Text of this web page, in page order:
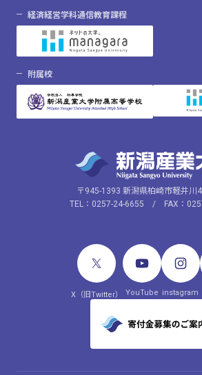
経済経営学科通信教育課程
附属校
〒945-1393 新潟県柏崎市軽井川
TEL：0257-24-6655 / FAX：
X（旧Twitter） YouTube instagram